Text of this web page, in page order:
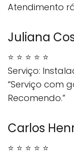
Atendimento
Juliana
⭐ ⭐ ⭐ ⭐ ⭐
Serviço:
“Serviço com
Recomendo.”
Carlos
⭐ ⭐ ⭐ ⭐ ⭐